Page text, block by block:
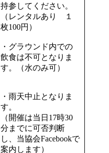
持参してください。
（レンタルあり １
枚100円）
・グラウンド内での
飲食は不可となりま
す。（水のみ可）
・雨天中止となりま
す。
（開催は当日17時30
分までに可否判断
し、当協会Facebookで
案内します）